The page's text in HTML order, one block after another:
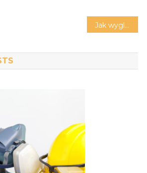
Jak wygląda profesjonalne usuwanie negatywnych opinii?